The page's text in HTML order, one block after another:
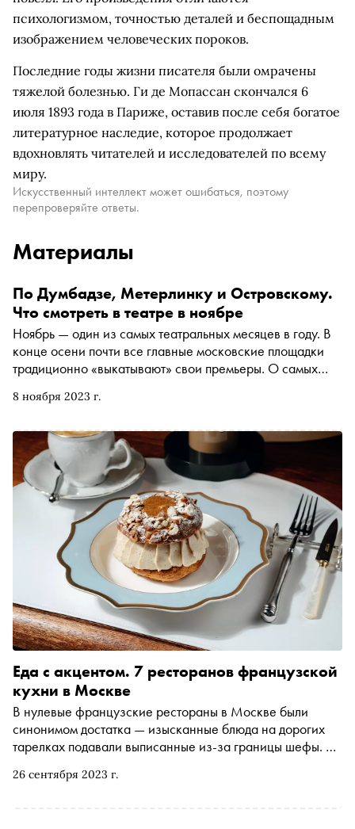
психологизмом, точностью деталей и беспощадным
изображением человеческих пороков.
Последние годы жизни писателя были омрачены
тяжелой болезнью. Ги де Мопассан скончался 6
июля 1893 года в Париже, оставив после себя богатое
литературное наследие, которое продолжает
вдохновлять читателей и исследователей по всему
миру.
Искусственный интеллект может ошибаться, поэтому
перепроверяйте ответы.
Материалы
8 ноября 2023 г.
По Думбадзе, Метерлинку и Островскому.
Что смотреть в театре в ноябре
Ноябрь — один из самых театральных месяцев в году. В
конце осени почти все главные московские площадки
традиционно «выкатывают» свои премьеры. О самых
26 сентября 2023 г.
Еда с акцентом. 7 ресторанов французской
кухни в Москве
В нулевые французские рестораны в Москве были
синонимом достатка — изысканные блюда на дорогих
тарелках подавали выписанные из-за границы шефы. В
ослабевать, на авансцену вышли итальянская, японская